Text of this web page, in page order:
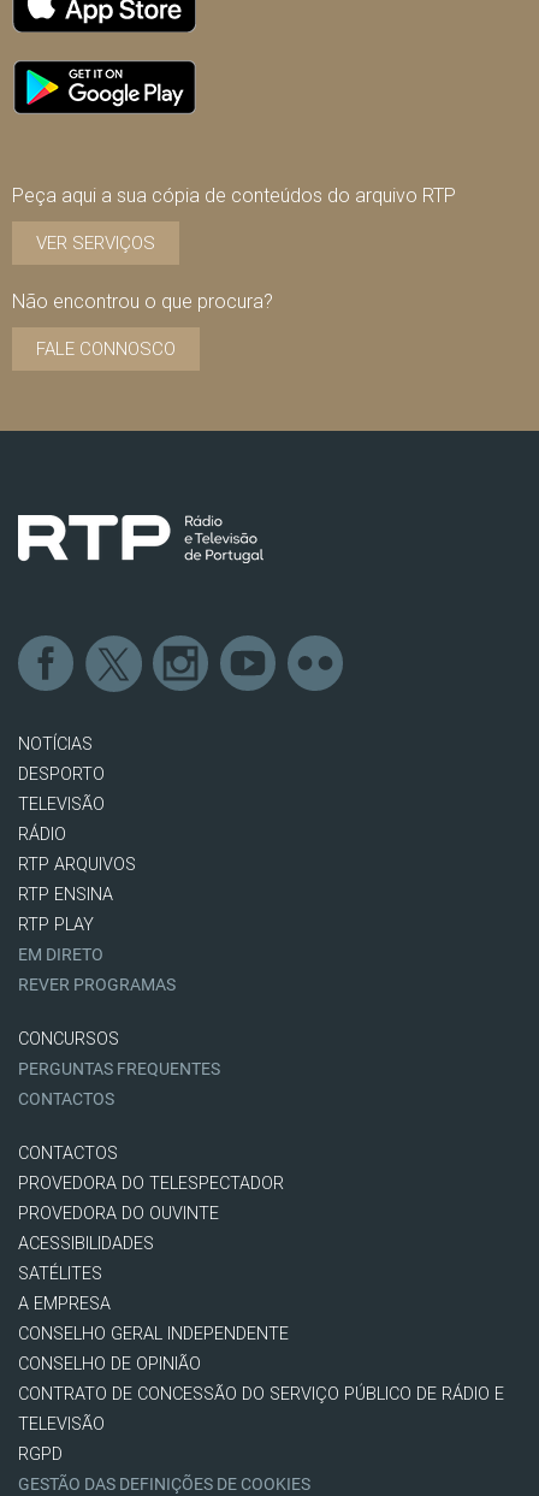
Peça aqui a sua cópia de conteúdos do arquivo RTP
VER SERVIÇOS
Não encontrou o que procura?
FALE CONNOSCO
NOTÍCIAS
DESPORTO
TELEVISÃO
RÁDIO
RTP ARQUIVOS
RTP ENSINA
RTP PLAY
EM DIRETO
REVER PROGRAMAS
CONCURSOS
PERGUNTAS FREQUENTES
CONTACTOS
CONTACTOS
PROVEDORA DO TELESPECTADOR
PROVEDORA DO OUVINTE
ACESSIBILIDADES
SATÉLITES
A EMPRESA
CONSELHO GERAL INDEPENDENTE
CONSELHO DE OPINIÃO
CONTRATO DE CONCESSÃO DO SERVIÇO PÚBLICO DE RÁDIO E
TELEVISÃO
RGPD
GESTÃO DAS DEFINIÇÕES DE COOKIES